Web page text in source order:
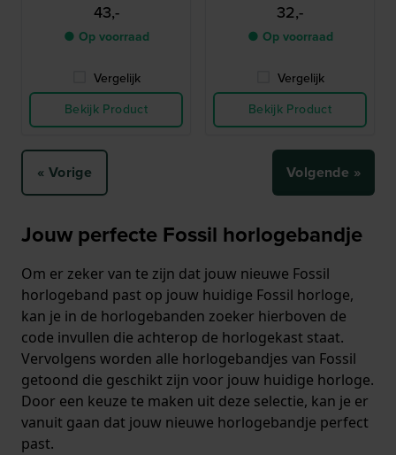
43,-
● Op voorraad
Vergelijk
Bekijk Product
32,-
● Op voorraad
Vergelijk
Bekijk Product
« Vorige Volgende »
Jouw perfecte Fossil horlogebandje
Om er zeker van te zijn dat jouw nieuwe Fossil
horlogeband past op jouw huidige Fossil horloge,
kan je in de horlogebanden zoeker hierboven de
code invullen die achterop de horlogekast staat.
Vervolgens worden alle horlogebandjes van Fossil
getoond die geschikt zijn voor jouw huidige horloge.
Door een keuze te maken uit deze selectie, kan je er
vanuit gaan dat jouw nieuwe horlogebandje perfect
past.